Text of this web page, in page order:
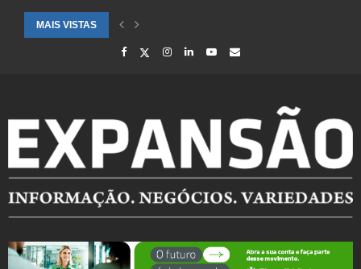
MAIS VISTAS
SAÚDE ALERTA PARA AUMENTO DE CASOS DE SÍNDROME GRIPAL